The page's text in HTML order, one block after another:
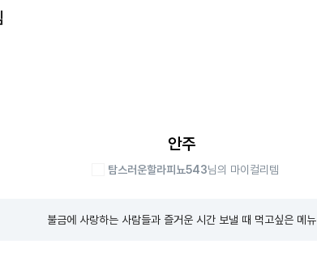
안주
탐스러운할라피뇨543님의 마이컬리템
불금에 사랑하는 사람들과 즐거운 시간 보낼 때 먹고싶은 메뉴